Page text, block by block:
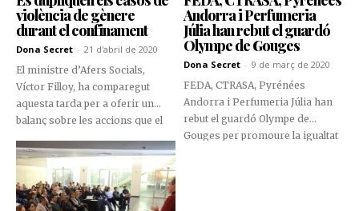
violència de gènere
durant el confinament
Dona Secret - 21 d'abril de 2020
El ministre d’Afers Socials,
Víctor Filloy, ha comparegut
aquesta tarda per a oferir un
balanç sobre les accions que el
garantir l’atenció de les
diferents necessitats que
pateixen els sectors socials més
vulnerables.
Andorra i Perfumeria
Júlia han rebut el guardó
Olympe de Gouges
Dona Secret - 9 de març de 2020
FEDA, CTRASA, Pyrénées
Andorra i Perfumeria Júlia han
rebut el guardó Olympe de
Gouges per promoure la igualtat